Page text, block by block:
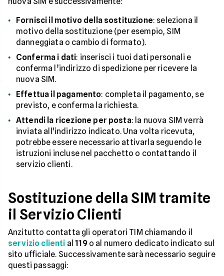
Fornisci il motivo della sostituzione: seleziona il
motivo della sostituzione (per esempio, SIM
danneggiata o cambio di formato).
Conferma i dati: inserisci i tuoi dati personali e
conferma l’indirizzo di spedizione per ricevere la
nuova SIM.
Effettua il pagamento: completa il pagamento, se
previsto, e conferma la richiesta.
Attendi la ricezione per posta: la nuova SIM verrà
inviata all'indirizzo indicato. Una volta ricevuta,
potrebbe essere necessario attivarla seguendo le
istruzioni incluse nel pacchetto o contattando il
servizio clienti.
Sostituzione della SIM tramite
il Servizio Clienti
Anzitutto contatta gli operatori TIM chiamando il
servizio clienti al119o al numero dedicato indicato sul
sito ufficiale. Successivamente sarà necessario seguire
questi passaggi: